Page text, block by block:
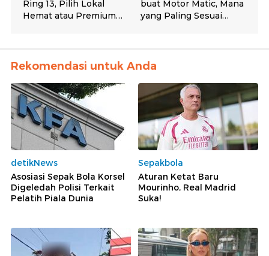
Rekomendasi untuk Anda
detikNews
Asosiasi Sepak Bola Korsel
Digeledah Polisi Terkait
Pelatih Piala Dunia
Sepakbola
Aturan Ketat Baru
Mourinho, Real Madrid
Suka!